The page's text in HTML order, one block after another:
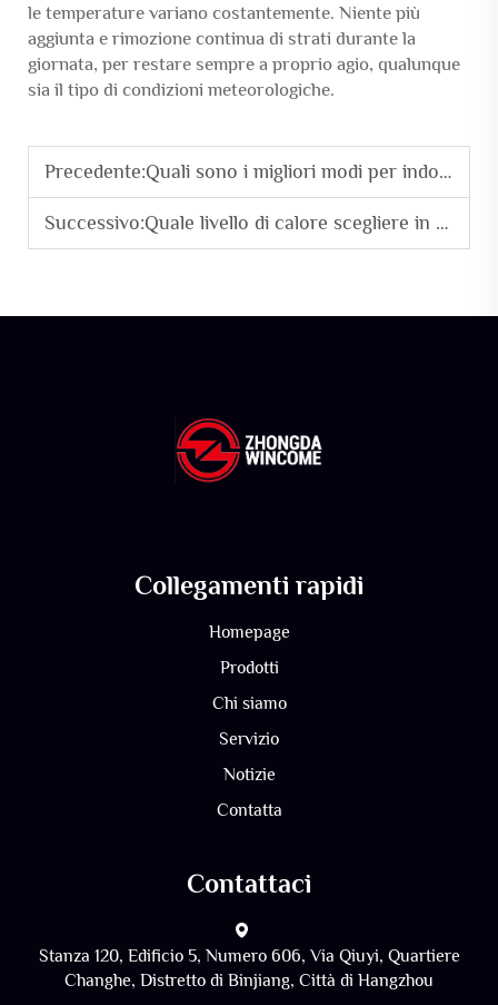
le temperature variano costantemente. Niente più
aggiunta e rimozione continua di strati durante la
giornata, per restare sempre a proprio agio, qualunque
sia il tipo di condizioni meteorologiche.
Precedente:Quali sono i migliori modi per indossare una giacca senza maniche
Successivo:Quale livello di calore scegliere in una giacca invernale
Collegamenti rapidi
Homepage
Prodotti
Chi siamo
Servizio
Notizie
Contatta
Contattaci
Stanza 120, Edificio 5, Numero 606, Via Qiuyi, Quartiere
Changhe, Distretto di Binjiang, Città di Hangzhou